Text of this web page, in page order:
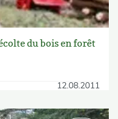
du bois en forêt
12.08.2011